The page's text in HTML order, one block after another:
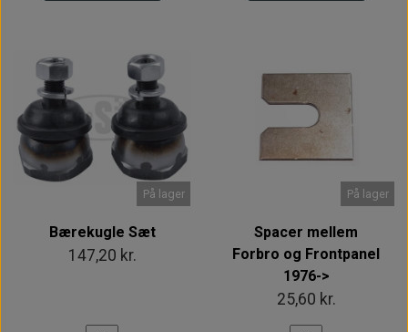
På lager
Bærekugle Sæt
147,20 kr.
På lager
Spacer mellem
Forbro og Frontpanel
1976->
25,60 kr.